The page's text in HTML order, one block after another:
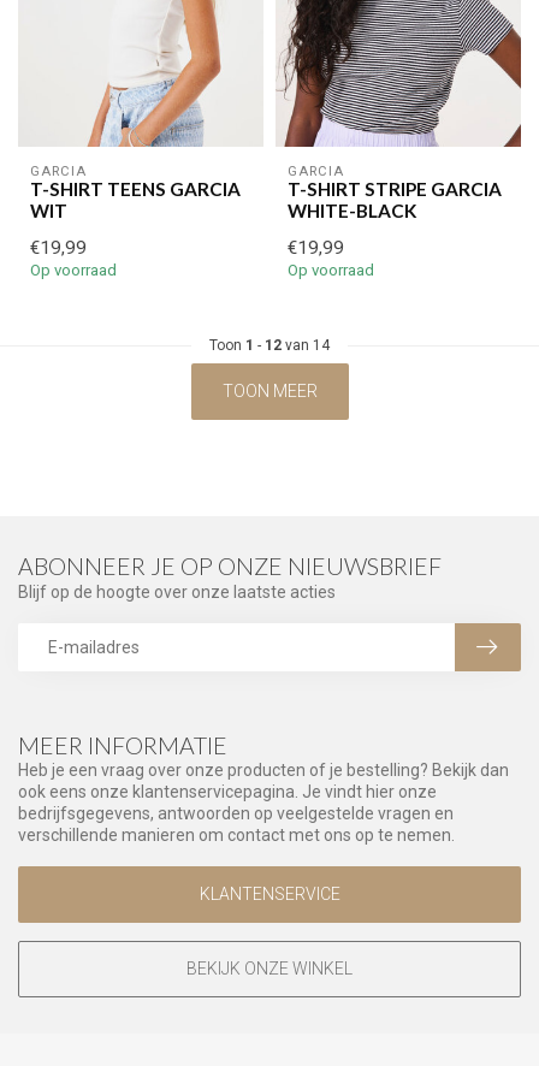
GARCIA
T-SHIRT TEENS GARCIA
WIT
€19,99
Op voorraad
GARCIA
T-SHIRT STRIPE GARCIA
WHITE-BLACK
€19,99
Op voorraad
Toon 1 - 12 van 14
TOON MEER
MEER INFORMATIE
Heb je een vraag over onze producten of je bestelling? Bekijk dan
ook eens onze klantenservicepagina. Je vindt hier onze
bedrijfsgegevens, antwoorden op veelgestelde vragen en
verschillende manieren om contact met ons op te nemen.
KLANTENSERVICE
BEKIJK ONZE WINKEL
ABONNEER JE OP ONZE NIEUWSBRIEF
Blijf op de hoogte over onze laatste acties